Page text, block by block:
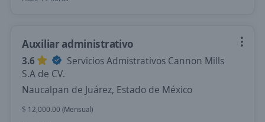
Auxiliar administrativo
3.6
Servicios Admistrativos Cannon Mills
S.A de CV.
Naucalpan de Juárez, Estado de México
$ 12,000.00 (Mensual)